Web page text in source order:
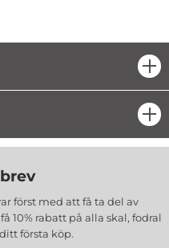
först med att få ta del av
10% rabatt på alla skal, fodral
första köp.